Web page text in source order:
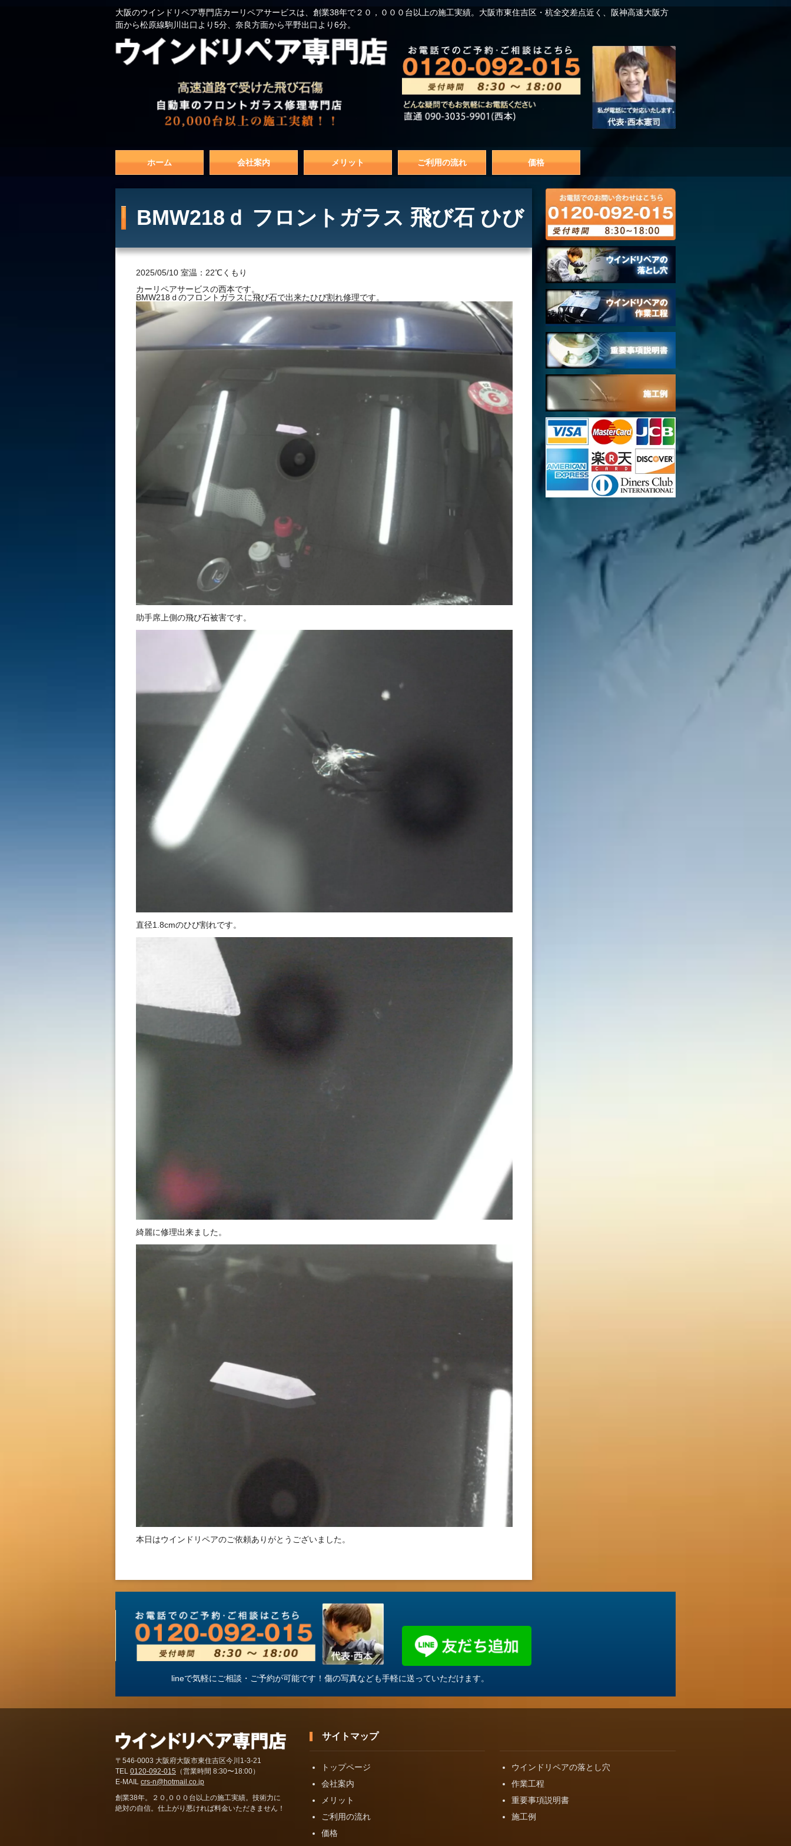
大阪のウインドリペア専門店カーリペアサービスは、創業38年で２０，０００台以上の施工実績。大阪市東住吉区・杭全交差点近く、阪神高速大阪方
面から松原線駒川出口より5分、奈良方面から平野出口より6分。
ホーム 会社案内 メリット ご利用の流れ 価格
BMW218ｄ フロントガラス 飛び石 ひび
割れ リペア 1.5cm
2025/05/10 室温：22℃くもり
カーリペアサービスの西本です。
BMW218ｄのフロントガラスに飛び石で出来たひび割れ修理です。
助手席上側の飛び石被害です。
直径1.8cmのひび割れです。
綺麗に修理出来ました。
本日はウインドリペアのご依頼ありがとうございました。
lineで気軽にご相談・ご予約が可能です！傷の写真なども手軽に送っていただけます。
〒546-0003 大阪府大阪市東住吉区今川1-3-21
TEL 0120-092-015 （営業時間 8:30〜18:00）
E-MAIL crs-n@hotmail.co.jp
創業38年。２０,０００台以上の施工実績。技術力に
絶対の自信。仕上がり悪ければ料金いただきません！
サイトマップ
トップページ
会社案内
メリット
ご利用の流れ
価格
ウインドリペアの落とし穴
作業工程
重要事項説明書
施工例